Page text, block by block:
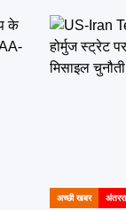
POSTED
अच्छी खबर